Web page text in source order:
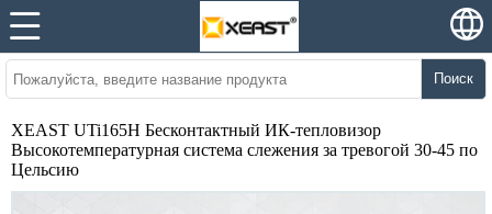
Поиск
XEAST UTi165H Бесконтактный ИК-тепловизор
Высокотемпературная система слежения за тревогой 30-45 по
Цельсию